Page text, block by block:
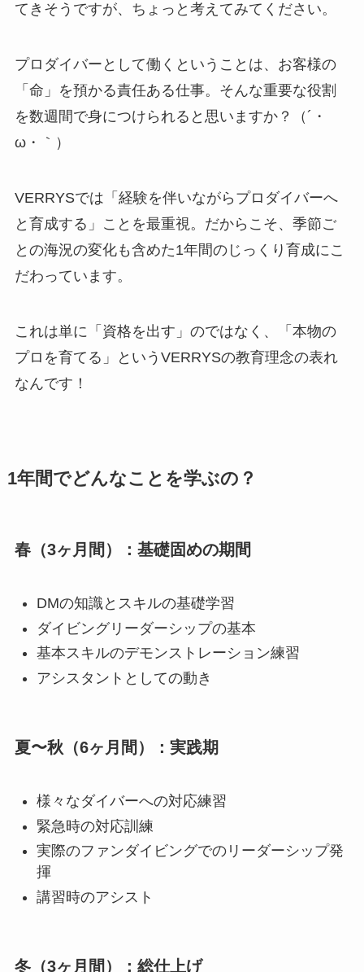
てきそうですが、ちょっと考えてみてください。
プロダイバーとして働くということは、お客様の
「命」を預かる責任ある仕事。そんな重要な役割
を数週間で身につけられると思いますか？（´・
ω・｀）
VERRYSでは「経験を伴いながらプロダイバーへ
と育成する」ことを最重視。だからこそ、季節ご
との海況の変化も含めた1年間のじっくり育成にこ
だわっています。
これは単に「資格を出す」のではなく、「本物の
プロを育てる」というVERRYSの教育理念の表れ
なんです！
1年間でどんなことを学ぶの？
春（3ヶ月間）：基礎固めの期間
DMの知識とスキルの基礎学習
ダイビングリーダーシップの基本
基本スキルのデモンストレーション練習
アシスタントとしての動き
夏〜秋（6ヶ月間）：実践期
様々なダイバーへの対応練習
緊急時の対応訓練
実際のファンダイビングでのリーダーシップ発
揮
講習時のアシスト
冬（3ヶ月間）：総仕上げ